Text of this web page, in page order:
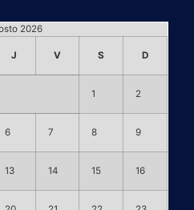
2026
J V S D
1 2
6 7 8 9
13 14 15 16